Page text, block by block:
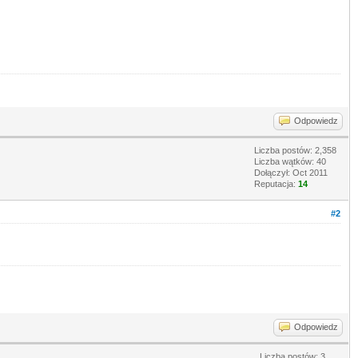
Odpowiedz
Liczba postów: 2,358
Liczba wątków: 40
Dołączył: Oct 2011
Reputacja: 14
#2
Odpowiedz